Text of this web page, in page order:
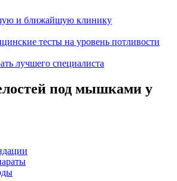
и ближайшую клинику
тесты на уровень потливости
лучшего специалиста
под мышками у